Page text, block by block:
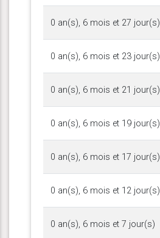
0 an(s), 6 mois et 27 jour(s)
0 an(s), 6 mois et 23 jour(s)
0 an(s), 6 mois et 21 jour(s)
0 an(s), 6 mois et 19 jour(s)
0 an(s), 6 mois et 17 jour(s)
0 an(s), 6 mois et 12 jour(s)
0 an(s), 6 mois et 7 jour(s)